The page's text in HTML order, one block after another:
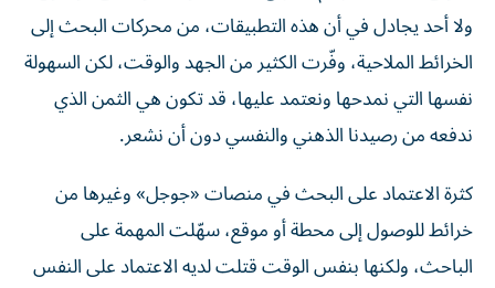
الخرائط الملاحية، وفّرت الكثير من الجهد والوقت، لكن السهولة
نفسها التي نمدحها ونعتمد عليها، قد تكون هي الثمن الذي
ندفعه من رصيدنا الذهني والنفسي دون أن نشعر.
خرائط للوصول إلى محطة أو موقع، سهّلت المهمة على
الباحث، ولكنها بنفس الوقت قتلت لديه الاعتماد على النفس
وخلقت عنده ضرورة الاعتماد على هذه المنصات والتطبيقات